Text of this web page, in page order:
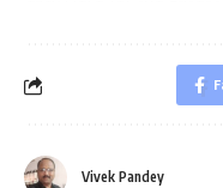
Vivek Pandey